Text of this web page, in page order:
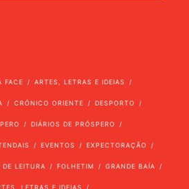
FACE ARTES, LETRAS E IDEIAS
CRÓNICO ORIENTE DESPORTO
DIÁRIOS DE PRÓSPERO
EVENTOS EXPECTORAÇÃO
DE LEITURA FOLHETIM GRANDE BAÍA
LETRAS E IDEIAS